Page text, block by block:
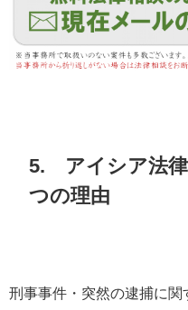
5. アイシア法律
つの理由
刑事事件・突然の逮捕に